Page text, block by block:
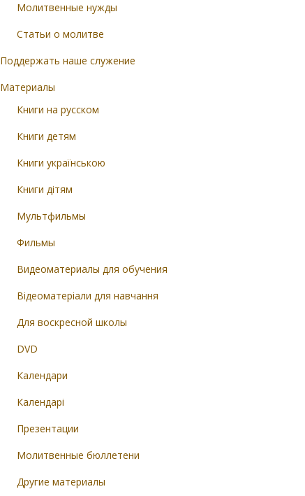
Молитвенные нужды
Статьи о молитве
Поддержать наше служение
Материалы
Книги на русском
Книги детям
Книги українською
Книги дітям
Мультфильмы
Фильмы
Видеоматериалы для обучения
Відеоматеріали для навчання
Для воскресной школы
DVD
Календари
Календарі
Презентации
Молитвенные бюллетени
Другие материалы